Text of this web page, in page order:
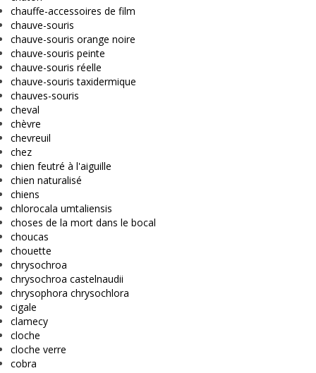
chauffe-accessoires de film
chauve-souris
chauve-souris orange noire
chauve-souris peinte
chauve-souris réelle
chauve-souris taxidermique
chauves-souris
cheval
chèvre
chevreuil
chez
chien feutré à l'aiguille
chien naturalisé
chiens
chlorocala umtaliensis
choses de la mort dans le bocal
choucas
chouette
chrysochroa
chrysochroa castelnaudii
chrysophora chrysochlora
cigale
clamecy
cloche
cloche verre
cobra